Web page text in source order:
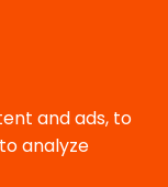
and ads, to
analyze